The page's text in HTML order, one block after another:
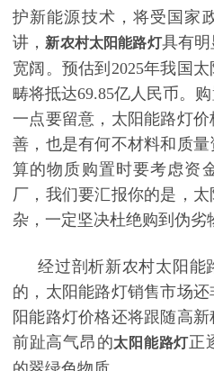
护新能源技术，将受国家
讲，新农村太阳能路灯具有
宽阔。预估到2025年我国
畴将抵达69.85亿人民币。
一点要留意，太阳能路灯
善，也是有何不材料和质
算的物质购置时要考虑资
厂，我们要汇报你的是，
杂，一定坚决杜绝购到伪劣
经过剖析新农村太阳能
的，太阳能路灯销售市场
阳能路灯价格还将跟随高
前趾高气昂的太阳能路灯正